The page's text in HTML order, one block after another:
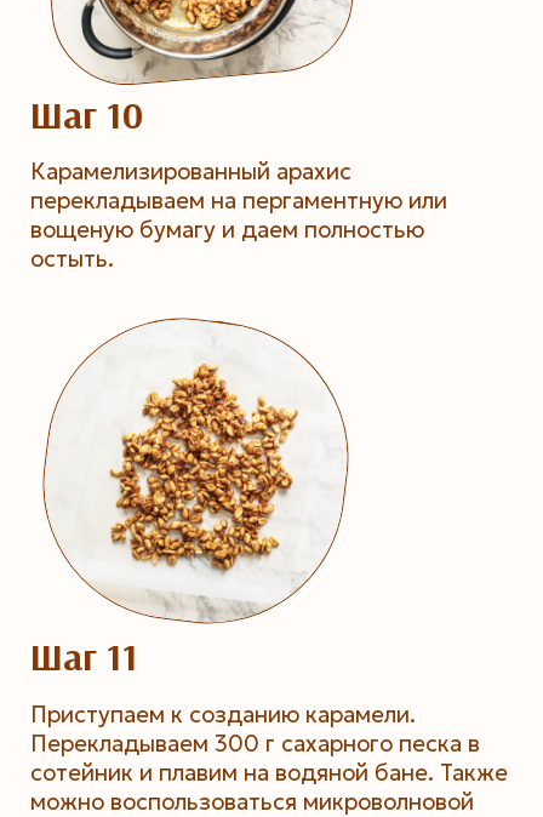
Шаг 10
Карамелизированный арахис
перекладываем на пергаментную или
вощеную бумагу и даем полностью
остыть.
Шаг 11
Приступаем к созданию карамели.
Перекладываем 300 г сахарного песка в
сотейник и плавим на водяной бане. Также
можно воспользоваться микроволновой